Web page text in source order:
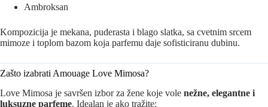
Ambroksan
Kompozicija je mekana, puderasta i blago slatka, sa cvetnim srcem
mimoze i toplom bazom koja parfemu daje sofisticiranu dubinu.
Zašto izabrati Amouage Love Mimosa?
Love Mimosa je savršen izbor za žene koje vole nežne, elegantne i
luksuzne parfeme. Idealan je ako tražite: